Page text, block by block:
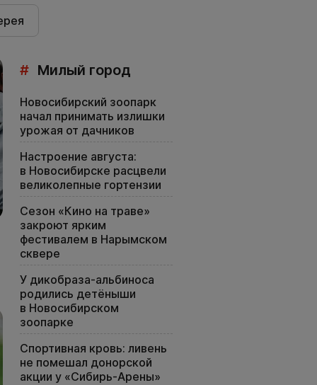
# Милый город
Новосибирский зоопарк
начал принимать излишки
урожая от дачников
Настроение августа:
в Новосибирске расцвели
великолепные гортензии
Сезон «Кино на траве»
закроют ярким
фестивалем в Нарымском
сквере
У дикобраза-альбиноса
родились детёныши
в Новосибирском
зоопарке
Спортивная кровь: ливень
не помешал донорской
акции у «Сибирь-Арены»